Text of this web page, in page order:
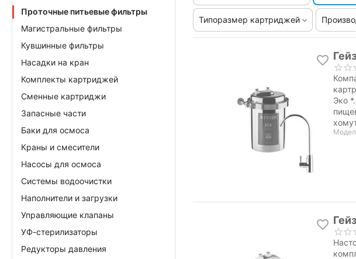
Типоразмер картриджей
Эко
Проточные питьевые фильтры
Магистральные фильтры
Кувшинные фильтры
Насадки на кран
Комплекты картриджей
Сменные картриджи
Запасные части
Баки для осмоса
Краны и смесители
Насосы для осмоса
Системы водоочистки
Наполнители и загрузки
Управляющие клапаны
УФ-стерилизаторы
Редукторы давления